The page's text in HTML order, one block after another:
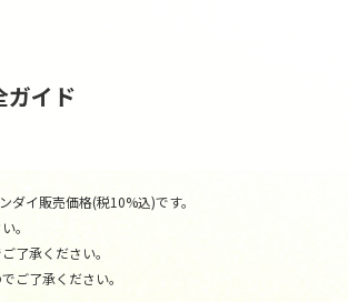
ガイド
イ販売価格(税10%込)です。
。
了承ください。
ご了承ください。